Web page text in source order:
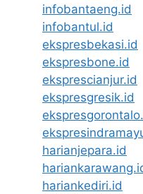
infobantaeng.id
infobantul.id
ekspresbekasi.id
ekspresbone.id
eksprescianjur.id
ekspresgresik.id
harianjepara.id
hariankediri.id